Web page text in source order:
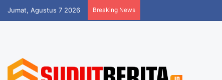
Jumat, Agustus 7 2026 Breaking News